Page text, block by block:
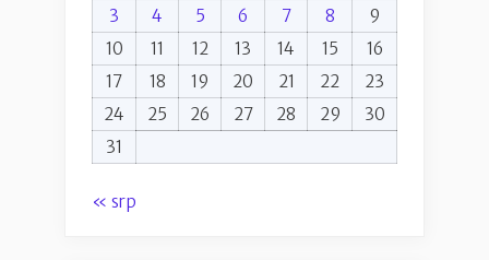
3
4 5 6 7 8
9
10
11 12 13 14 15
16
17
18 19 20 21 22
23
24
25 26 27 28 29
30
31
« srp